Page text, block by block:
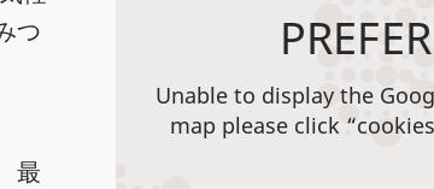
つ
最
Unable to display the
map please click